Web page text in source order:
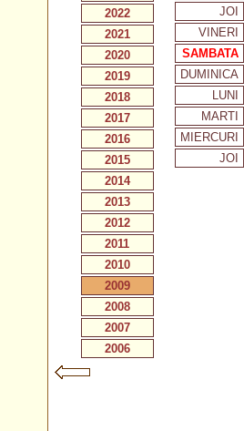
2022
2021
2020
2019
2018
2017
2016
2015
2014
2013
2012
2011
2010
2009
2008
2007
2006
JOI
VINERI
SAMBATA
DUMINICA
LUNI
MARTI
MIERCURI
JOI